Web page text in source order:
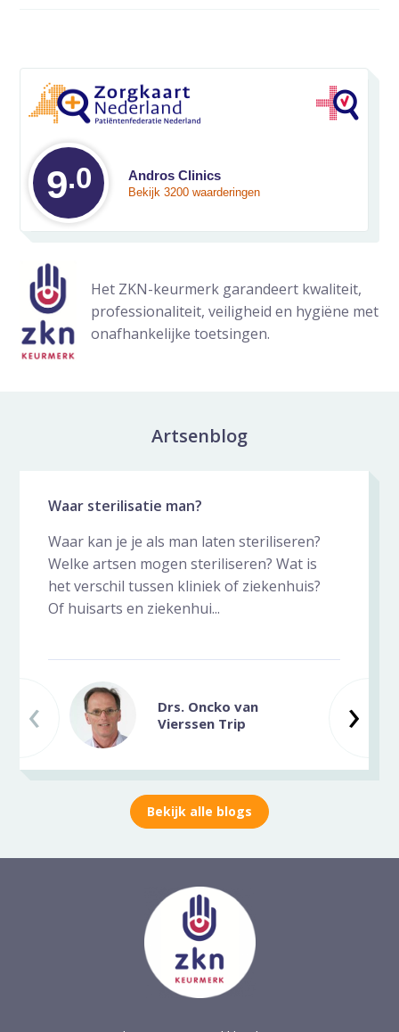
Het ZKN-keurmerk garandeert kwaliteit,
professionaliteit, veiligheid en hygiëne met
onafhankelijke toetsingen.
Gemiddelde
9.0 Andros Clinics
Bekijk 3200 waarderingen
Artsenblog
Vorige slide
‹ ›
Waar sterilisatie man?
Waar kan je je als man laten steriliseren?
Welke artsen mogen steriliseren? Wat is
het verschil tussen kliniek of ziekenhuis?
Of huisarts en ziekenhui...
Drs. Oncko van
Vierssen Trip
Bekijk alle blogs